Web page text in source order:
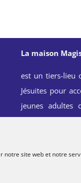
notre site web et notre
La maison
est un tiers-lieu
Jésuites pour
jeunes adultes
spirituelle,
Ignace.